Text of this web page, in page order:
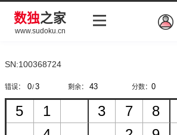
数独之家
www.sudoku.cn
SN:100368724
错误： / 剩余： 分数：